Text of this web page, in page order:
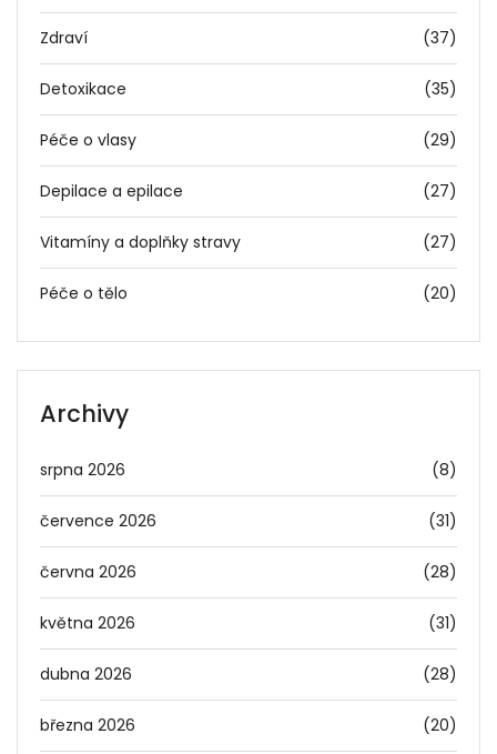
Zdraví (37)
Detoxikace (35)
Péče o vlasy (29)
Depilace a epilace (27)
Vitamíny a doplňky stravy (27)
Péče o tělo (20)
Archivy
srpna 2026 (8)
července 2026 (31)
června 2026 (28)
května 2026 (31)
dubna 2026 (28)
března 2026 (20)